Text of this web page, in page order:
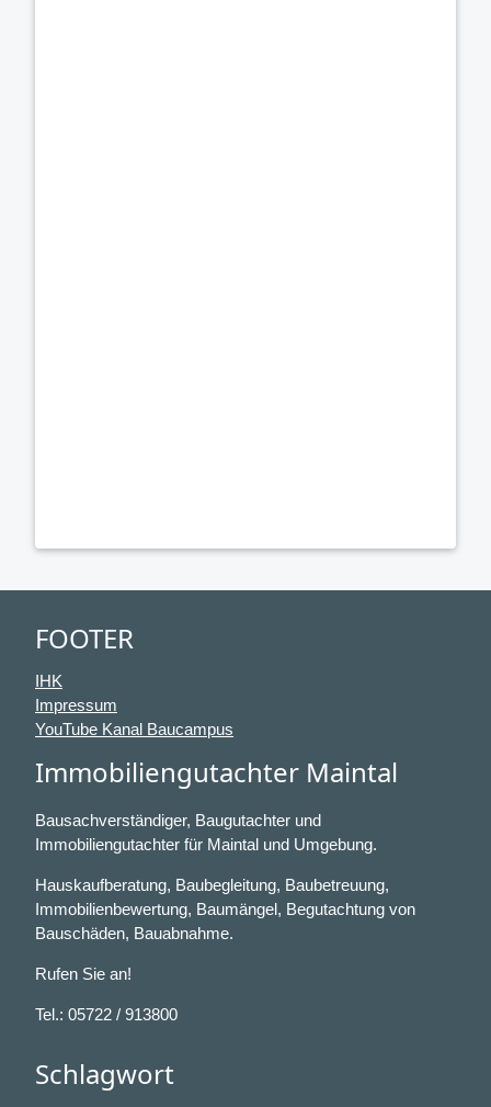
FOOTER
IHK
Impressum
YouTube Kanal Baucampus
Immobiliengutachter Maintal
Bausachverständiger, Baugutachter und
Immobiliengutachter für Maintal und Umgebung.
Hauskaufberatung, Baubegleitung, Baubetreuung,
Immobilienbewertung, Baumängel, Begutachtung von
Bauschäden, Bauabnahme.
Rufen Sie an!
Tel.: 05722 / 913800
Schlagwort